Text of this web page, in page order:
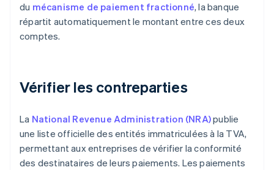
du mécanisme de paiement fractionné, la banque
répartit automatiquement le montant entre ces deux
comptes.
Vérifier les contreparties
La National Revenue Administration (NRA)publie
une liste officielle des entités immatriculées à la TVA,
permettant aux entreprises de vérifier la conformité
des destinataires de leurs paiements. Les paiements